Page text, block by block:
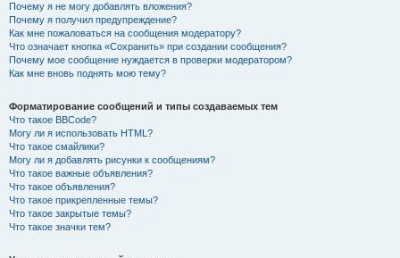
Почему я не могу добавлять вложения?
Почему я получил предупреждение?
Как мне пожаловаться на сообщения модератору?
Что означает кнопка «Сохранить» при создании сообщения?
Почему мое сообщение нуждается в проверки модератором?
Как мне вновь поднять мою тему?
Форматирование сообщений и типы создаваемых тем
Что такое BBCode?
Могу ли я использовать HTML?
Что такое смайлики?
Могу ли я добавлять рисунки к сообщениям?
Что такое важные объявления?
Что такое объявления?
Что такое прикрепленные темы?
Что такое закрытые темы?
Что такое значки тем?